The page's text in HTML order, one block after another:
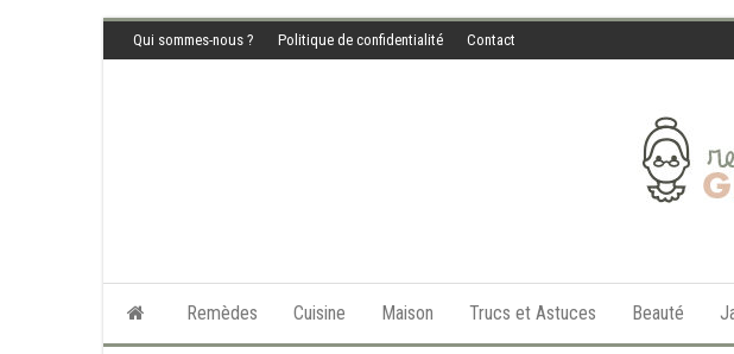
Skip
to
Qui sommes-nous ? Politique de confidentialité Contact
Remèdes Cuisine Maison Trucs et Astuces Beauté